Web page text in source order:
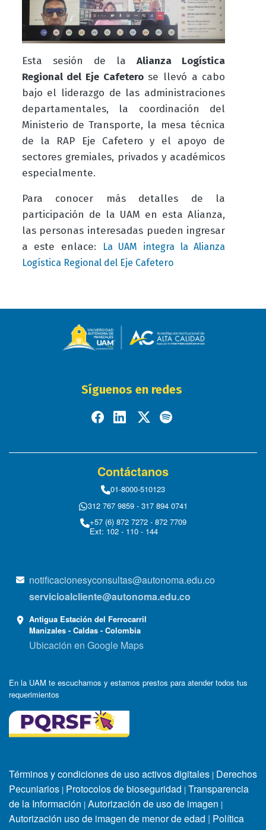
Esta sesión de laAlianza Logística
Regional del Eje Cafeterose llevó a cabo
bajo el liderazgo de las administraciones
departamentales, la coordinación del
Ministerio de Transporte, la mesa técnica
de la RAP Eje Cafetero y el apoyo de
sectores gremiales, privados y académicos
especialmente.
Para conocer más detalles de la
participación de la UAM en esta Alianza,
las personas interesadas pueden ingresar
a este enlace:
La UAM integra la Alianza
Logística Regional del Eje Cafetero
Síguenos en redes
Contáctanos
01-8000-510123
312 767 9859 - 317 894 0741
+57 (6) 872 7272 - 872 7709
Ext: 102 - 110 - 144
notificacionesyconsultas@autonoma.edu.co
servicioalcliente@autonoma.edu.co
Antigua Estación del Ferrocarril
Manizales - Caldas - Colombia
Ubicación en Google Maps
En la UAM te escuchamos y estamos prestos para atender todos tus
requerimientos
Términos y condiciones de uso activos digitales | Derechos
Pecuniarios | Protocolos de bioseguridad | Transparencia
de la Información | Autorización de uso de imagen |
Autorización uso de imagen de menor de edad | Política